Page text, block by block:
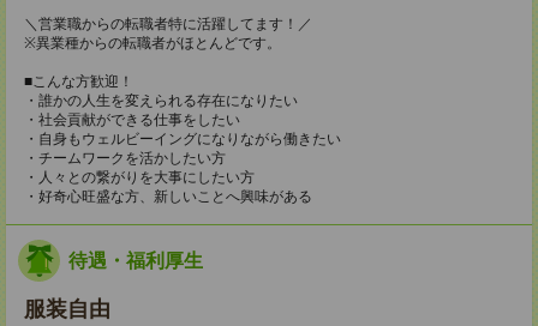
＼営業職からの転職者特に活躍してます！／
※異業種からの転職者がほとんどです。
■こんな方歓迎！
・誰かの人生を変えられる存在になりたい
・社会貢献ができる仕事をしたい
・自身もウェルビーイングになりながら働きたい
・チームワークを活かしたい方
・人々との繋がりを大事にしたい方
・好奇心旺盛な方、新しいことへ興味がある
待遇・福利厚生
服装自由